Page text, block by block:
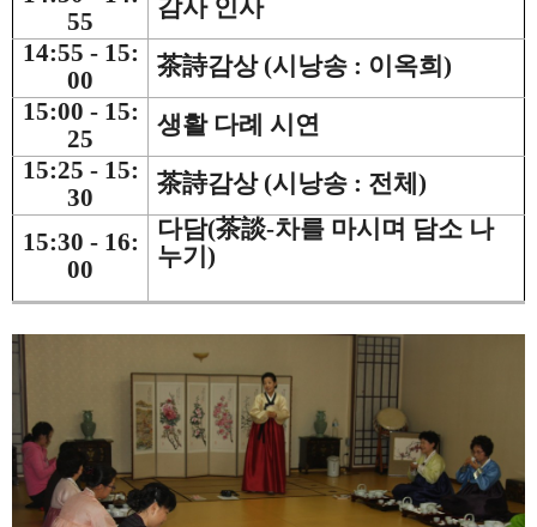
55
감사 인사
14:55 - 15:
00
茶詩감상 (시낭송 : 이옥희)
15:00 - 15:
25
생활 다례 시연
15:25 - 15:
30
茶詩감상 (시낭송 : 전체)
15:30 - 16:
00
다담(茶談-차를 마시며 담소 나
누기)